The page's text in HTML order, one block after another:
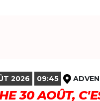
2026 09:45
30 AOÛT,